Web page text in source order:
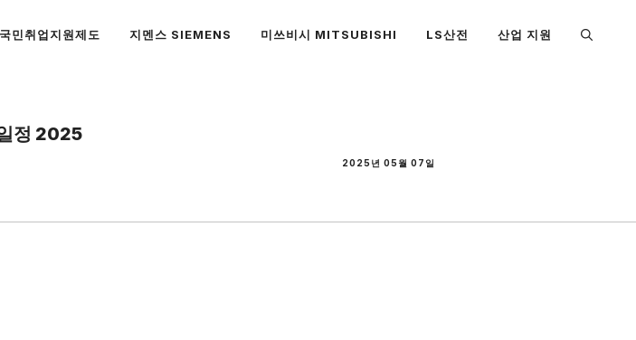
국민취업지원제도 지멘스 SIEMENS 미쓰비시 MITSUBISHI LS산전 산업 지원
정 2025
2025년 05월 07일